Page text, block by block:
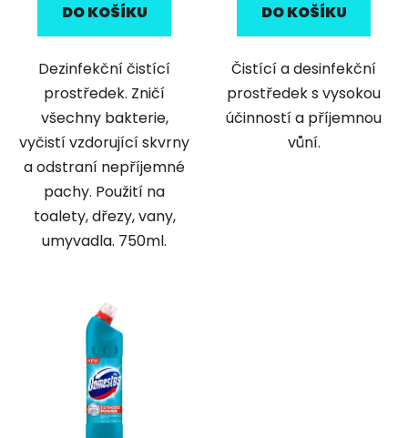
DO KOŠÍKU
Dezinfekční čistící
prostředek. Zničí
všechny bakterie,
vyčistí vzdorující skvrny
a odstraní nepříjemné
pachy. Použití na
toalety, dřezy, vany,
umyvadla. 750ml.
DO KOŠÍKU
Čistící a desinfekční
prostředek s vysokou
účinností a příjemnou
vůní.